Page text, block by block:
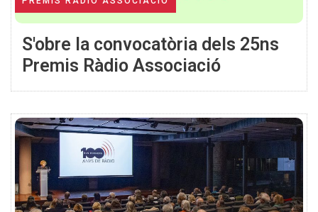
S'obre la convocatòria dels 25ns
Premis Ràdio Associació